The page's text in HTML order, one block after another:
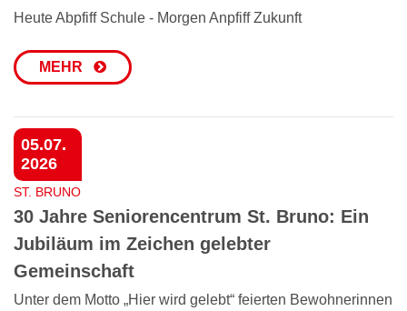
Heute Abpfiff Schule - Morgen Anpfiff Zukunft
MEHR
05.07.
2026
ST. BRUNO
30 Jahre Seniorencentrum St. Bruno: Ein
Jubiläum im Zeichen gelebter
Gemeinschaft
Unter dem Motto „Hier wird gelebt“ feierten Bewohnerinnen